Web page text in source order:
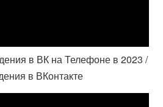
в ВК на Телефоне в 2023 /
в ВКонтакте